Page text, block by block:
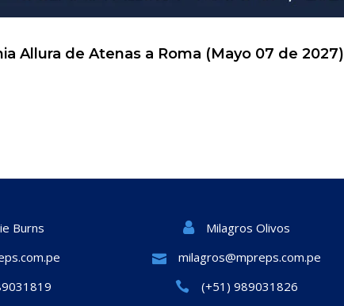
Allura de Atenas a Roma (Mayo 07 de 2027)
Burns
Milagros Olivos
milagros@mpreps.com.pe
(+51) 989031826